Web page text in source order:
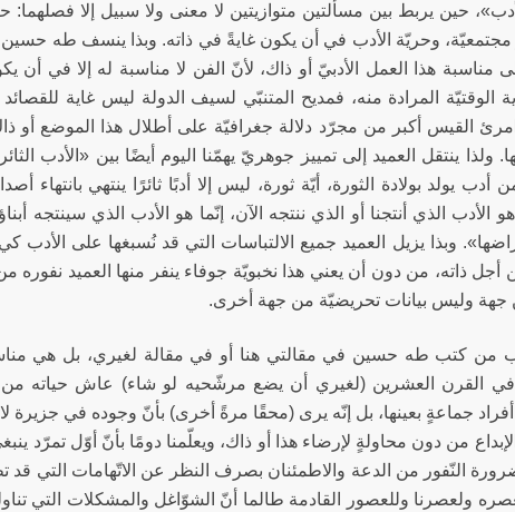
حين يربط بين مسألتين متوازيتين لا معنى ولا سبيل إلا فصلهما:
وحريّة الأدب في أن يكون غايةً في ذاته. وبذا ينسف طه حسين
مناسبة هذا العمل الأدبيّ أو ذاك، لأنّ الفن لا مناسبة له إلا في أن
المرادة منه، فمديح المتنبّي لسيف الدولة ليس غاية للقصائد
القيس أكبر من مجرّد دلالة جغرافيّة على أطلال هذا الموضع أو
ينتقل العميد إلى تمييز جوهريّ يهمّنا اليوم أيضًا بين «الأدب
أدب يولد بولادة الثورة، أيّة ثورة، ليس إلا أدبًا ثائرًا ينتهي بانتهاء
الأدب الذي أنتجنا أو الذي ننتجه الآن، إنّما هو الأدب الذي سينتجه
وبذا يزيل العميد جميع الالتباسات التي قد نُسبغها على الأدب
أجل ذاته، من دون أن يعني هذا نخبويّة جوفاء ينفر منها العميد نفوره
جهة وليس بيانات تحريضيّة من جهة أخرى.
من كتب طه حسين في مقالتي هنا أو في مقالة لغيري، بل هي
القرن العشرين (لغيري أن يضع مرشّحيه لو شاء) عاش حياته من
جماعةٍ بعينها، بل إنّه يرى (محقًا مرةً أخرى) بأنّ وجوده في جزيرة
من دون محاولةٍ لإرضاء هذا أو ذاك، ويعلّمنا دومًا بأنّ أوّل تمرّد
النّفور من الدعة والاطمئنان بصرف النظر عن الاتّهامات التي قد
ولعصرنا وللعصور القادمة طالما أنّ الشوّاغل والمشكلات التي